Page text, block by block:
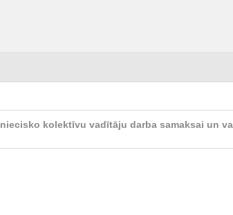
kolektīvu vadītāju darba samaksai un